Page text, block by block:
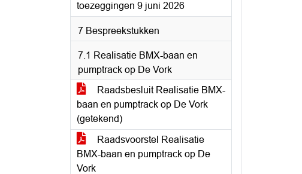
toezeggingen 9 juni 2026
7 Bespreekstukken
7.1 Realisatie BMX-baan en
pumptrack op De Vork
Raadsbesluit Realisatie BMX-
baan en pumptrack op De Vork
(getekend)
Raadsvoorstel Realisatie
BMX-baan en pumptrack op De
Vork